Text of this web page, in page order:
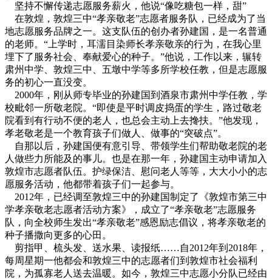
坚持不懈传递志愿服务薪火，他说“像吃糖包一样，甜”
在敦煌，敦煌三中“孝亲敬老”志愿者服务队，已经成为了当
地志愿服务品牌之一。这支队伍的创办者孙建国，是一名普通
的老师。“上学时，耳濡目染师长孝亲敬亲的行为，在我心里
埋下了服务社会、奉献爱心的种子。”他说，工作以来，辗转
肃州中学、敦煌三中、五墩中学等多所学校任教，但是志愿服
务的初心一直没变。
2000年，刚从师专毕业的孙建国到酒泉市肃州中学任教，学
校毗邻一所敬老院。“即使是平时调皮捣蛋的学生，路过敬老
院看到有行动不便的老人，也总会主动上去搀扶。”他发现，
孝老敬老是一个教育孩子们做人、做事的“突破点”。
自那以后，孙建国便有意引导、带领学生们帮助敬老院的老
人做些力所能及的事儿。也是在那一年，孙建国主动申请加入
敦煌市志愿者队伍。护绿保洁、慰问老人等等，大大小小的志
愿服务活动，他都带着孩子们一起参与。
2012年，已经调至敦煌三中的孙建国制定了《敦煌市第三中
学孝亲敬老志愿者活动方案》，成立了“孝亲敬老”志愿服务
队，向全校师生发出“孝亲敬老”感恩励志倡议，将孝亲敬老的
种子播撒向更多的心田。
剪指甲、梳头发、送水果、读报纸……自2012年到2018年，
每周星期一他都会和敦煌三中的志愿者们到敦煌市社会福利
院，为孤寡老人送去温暖。如今，敦煌三中志愿小分队已经由